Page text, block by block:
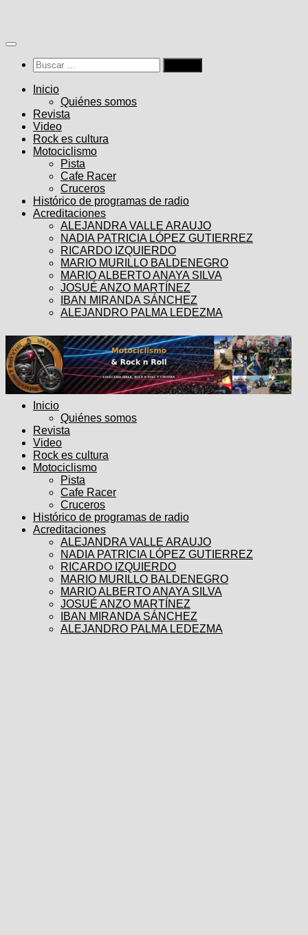
contenido
Buscar:
Inicio
Quiénes somos
Revista
Video
Rock es cultura
Motociclismo
Pista
Cafe Racer
Cruceros
Histórico de programas de radio
Acreditaciones
ALEJANDRA VALLE ARAUJO
NADIA PATRICIA LÓPEZ GUTIERREZ
RICARDO IZQUIERDO
MARIO MURILLO BALDENEGRO
MARIO ALBERTO ANAYA SILVA
JOSUÉ ANZO MARTÍNEZ
IBAN MIRANDA SÁNCHEZ
ALEJANDRO PALMA LEDEZMA
Inicio
Quiénes somos
Revista
Video
Rock es cultura
Motociclismo
Pista
Cafe Racer
Cruceros
Histórico de programas de radio
Acreditaciones
ALEJANDRA VALLE ARAUJO
NADIA PATRICIA LÓPEZ GUTIERREZ
RICARDO IZQUIERDO
MARIO MURILLO BALDENEGRO
MARIO ALBERTO ANAYA SILVA
JOSUÉ ANZO MARTÍNEZ
IBAN MIRANDA SÁNCHEZ
ALEJANDRO PALMA LEDEZMA